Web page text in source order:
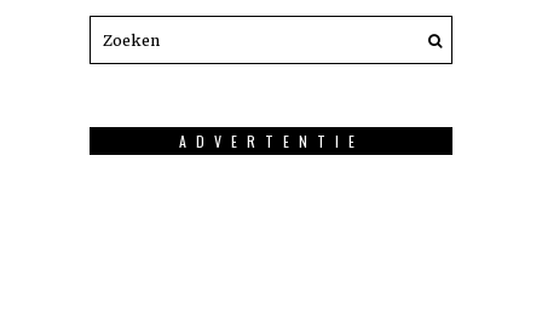
ADVERTENTIE